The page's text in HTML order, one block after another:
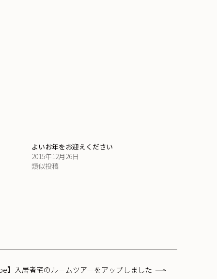
よいお年をお迎えください
2015年12月26日
類似投稿
】入居者宅のルームツアーをアップしました